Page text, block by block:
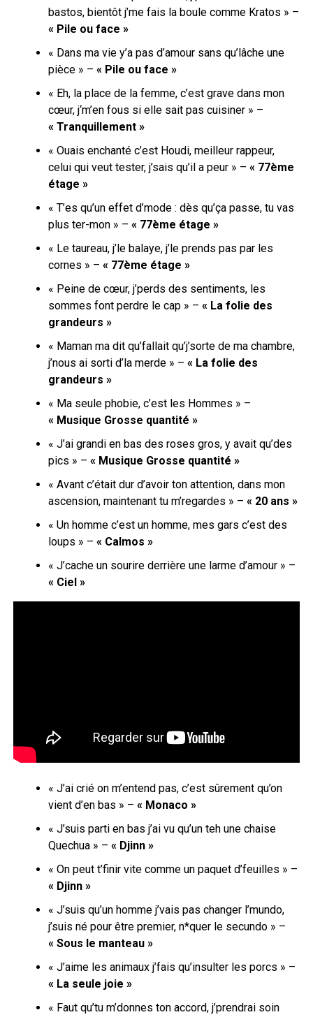
bastos, bientôt j’me fais la boule comme Kratos » –
« Pile ou face »
« Dans ma vie y’a pas d’amour sans qu’lâche une
pièce » – « Pile ou face »
« Eh, la place de la femme, c’est grave dans mon
cœur, j‘m’en fous si elle sait pas cuisiner» –
« Tranquillement »
« Ouais enchanté c’est Houdi, meilleur rappeur,
celui qui veut testеr, j’sais qu’il a peur » – « 77ème
étage »
« T’es qu’un effet d’mode : dès qu’ça passe, tu vas
plus ter-mon » – « 77ème étage »
« Le taureau, j’le balaye, j’le prends pas par les
cornes » – « 77ème étage »
« Peine de cœur, j’perds des sentiments, les
sommes font perdre le cap » – « La folie des
grandeurs »
« Maman ma dit qu’fallait qu’j’sorte de ma chambre,
j’nous ai sorti d’la merde » – « La folie des
grandeurs »
« Ma seule phobie, c’est les Hommes » –
« Musique Grosse quantité »
« J’ai grandi en bas des roses gros, y avait qu’des
pics » – « Musique Grosse quantité »
« Avant c’était dur d’avoir ton attention, dans mon
ascension, maintenant tu m’regardes » – « 20 ans »
« Un homme c’est un homme, mes gars c’est des
loups » – « Calmos »
« J’cache un sourire derrière une larme d’amour » –
« Ciel »
« J’ai crié on m’entend pas, c’est sûrement qu’on
vient d’en bas » – « Monaco »
« J’suis parti en bas j’ai vu qu’un teh une chaise
Quechua » – « Djinn »
« On peut t’finir vite comme un paquet d’feuilles » –
« Djinn »
« J’suis qu’un homme j’vais pas changer l’mundo,
j’suis né pour être premier, n*quer le secundo » –
« Sous le manteau »
« J’aimе les animaux j’fais qu’insulter les porcs » –
« La seule joie »
« Faut qu’tu m’donnes ton accord, j’prendrai soin